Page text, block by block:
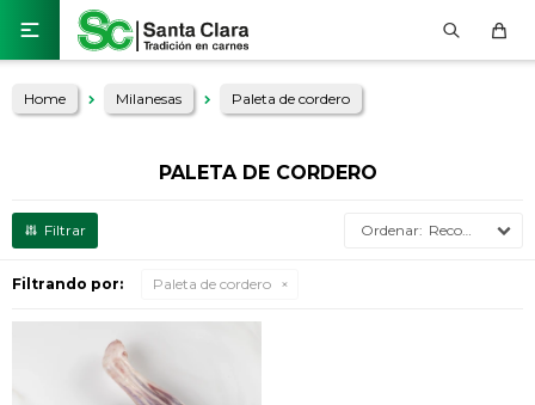

Home Milanesas Paleta de cordero
PALETA DE CORDERO
Recomendados
Filtrando por: Paleta de cordero